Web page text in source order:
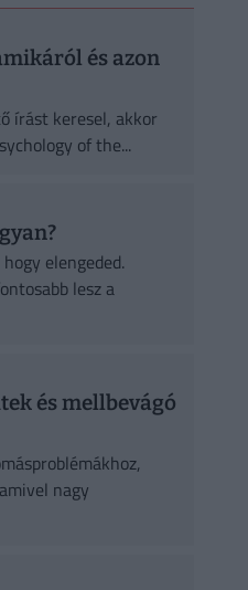
és azon
írást keresel, akkor
of the...
elengeded.
lesz a
és mellbevágó
nagy